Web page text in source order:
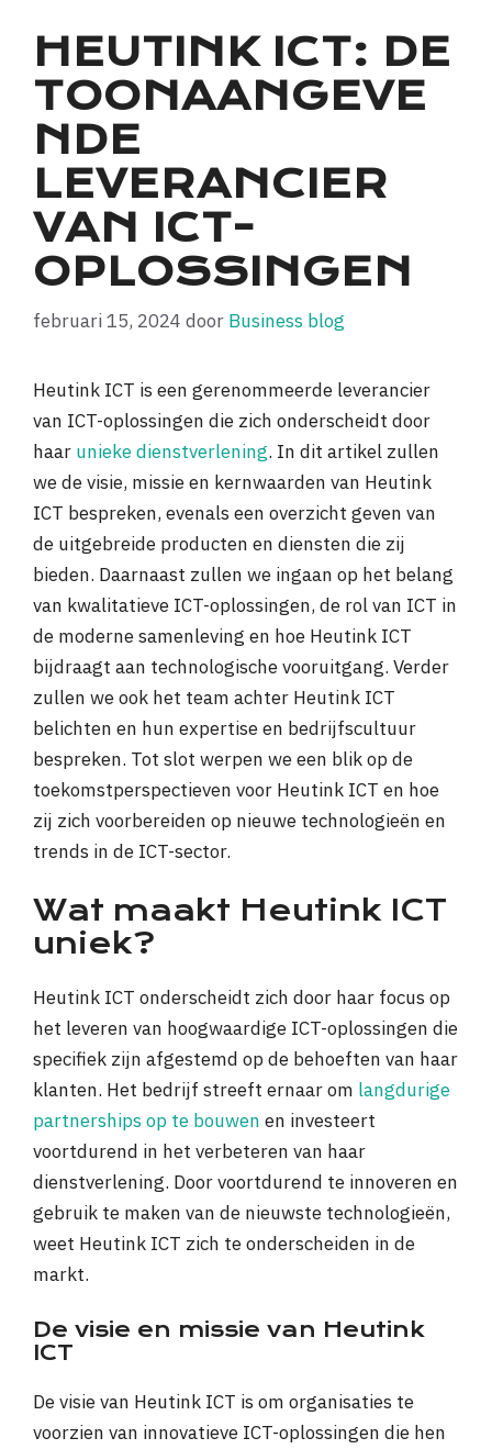
HEUTINK ICT: DE
TOONAANGEVE
NDE
LEVERANCIER
VAN ICT-
OPLOSSINGEN
februari 15, 2024 door Business blog
Heutink ICT is een gerenommeerde leverancier
van ICT-oplossingen die zich onderscheidt door
haar unieke dienstverlening. In dit artikel zullen
we de visie, missie en kernwaarden van Heutink
ICT bespreken, evenals een overzicht geven van
de uitgebreide producten en diensten die zij
bieden. Daarnaast zullen we ingaan op het belang
van kwalitatieve ICT-oplossingen, de rol van ICT in
de moderne samenleving en hoe Heutink ICT
bijdraagt aan technologische vooruitgang. Verder
zullen we ook het team achter Heutink ICT
belichten en hun expertise en bedrijfscultuur
bespreken. Tot slot werpen we een blik op de
toekomstperspectieven voor Heutink ICT en hoe
zij zich voorbereiden op nieuwe technologieën en
trends in de ICT-sector.
Wat maakt Heutink ICT
uniek?
Heutink ICT onderscheidt zich door haar focus op
het leveren van hoogwaardige ICT-oplossingen die
specifiek zijn afgestemd op de behoeften van haar
klanten. Het bedrijf streeft ernaar om langdurige
partnerships op te bouwen en investeert
voortdurend in het verbeteren van haar
dienstverlening. Door voortdurend te innoveren en
gebruik te maken van de nieuwste technologieën,
weet Heutink ICT zich te onderscheiden in de
markt.
De visie en missie van Heutink
ICT
De visie van Heutink ICT is om organisaties te
voorzien van innovatieve ICT-oplossingen die hen